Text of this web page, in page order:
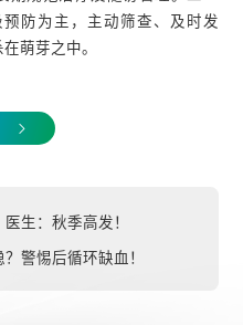
防为主，主动筛查、及时发
萌芽之中。
生：秋季高发！
警惕后循环缺血！